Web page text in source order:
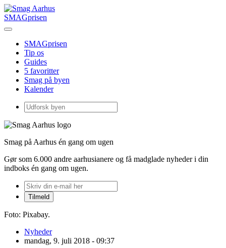
SMAGprisen
SMAGprisen
Tip os
Guides
5 favoritter
Smag på byen
Kalender
Smag på Aarhus én gang om ugen
Gør som 6.000 andre aarhusianere og få madglade nyheder i din
indboks én gang om ugen.
Foto: Pixabay.
Nyheder
mandag, 9. juli 2018 - 09:37